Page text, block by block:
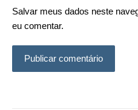
Salvar meus dados neste
eu comentar.